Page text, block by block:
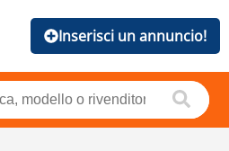
Inserisci un annuncio!